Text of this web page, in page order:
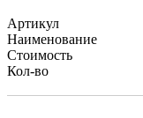
Артикул
Наименование
Стоимость
Кол-во